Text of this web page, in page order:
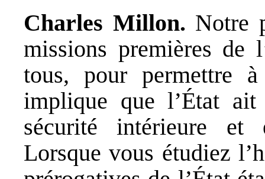
Charles Millon. Notre
missions premières de
tous, pour permettre
implique que l’État ait
sécurité intérieure et
Lorsque vous étudiez